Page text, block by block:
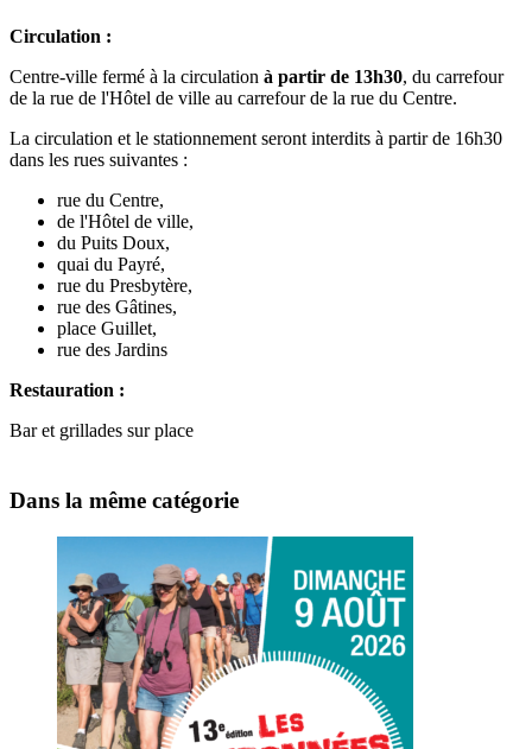
Circulation :
Centre-ville fermé à la circulation à partir de 13h30, du carrefour
de la rue de l'Hôtel de ville au carrefour de la rue du Centre.
La circulation et le stationnement seront interdits à partir de 16h30
dans les rues suivantes :
rue du Centre,
de l'Hôtel de ville,
du Puits Doux,
quai du Payré,
rue du Presbytère,
rue des Gâtines,
place Guillet,
rue des Jardins
Restauration :
Bar et grillades sur place
Dans la même catégorie